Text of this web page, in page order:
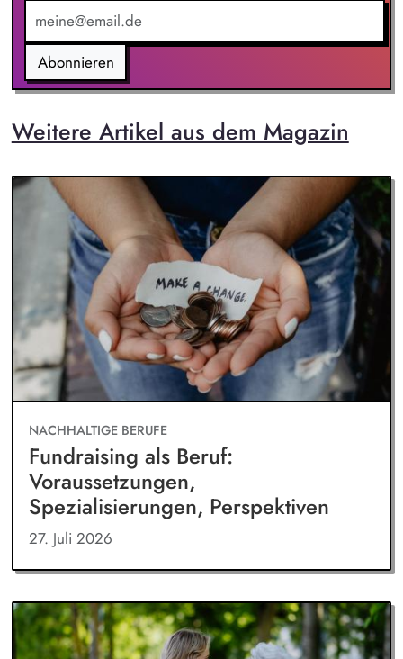
Abonnieren
Weitere Artikel aus dem Magazin
NACHHALTIGE BERUFE
Fundraising als Beruf:
Voraussetzungen,
Spezialisierungen, Perspektiven
27. Juli 2026